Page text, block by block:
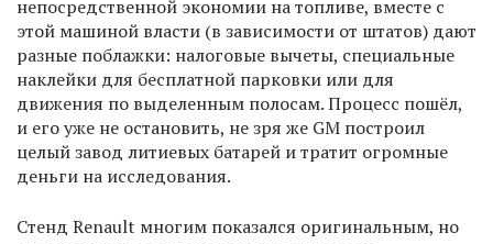
непосредственной экономии на топливе, вместе с
этой машиной власти (в зависимости от штатов) дают
разные поблажки: налоговые вычеты, специальные
наклейки для бесплатной парковки или для
движения по выделенным полосам. Процесс пошёл,
и его уже не остановить, не зря же GM построил
целый завод литиевых батарей и тратит огромные
деньги на исследования.
Стенд Renault многим показался оригинальным, но